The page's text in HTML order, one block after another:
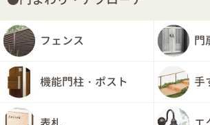
フェンス 門
機能門柱・ポスト 手